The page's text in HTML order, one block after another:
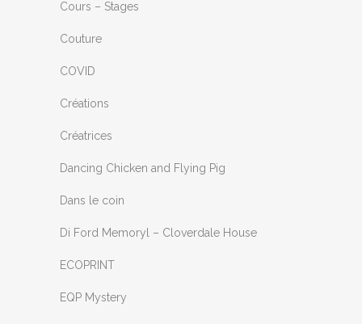
Cours – Stages
Couture
COVID
Créations
Créatrices
Dancing Chicken and Flying Pig
Dans le coin
Di Ford Memoryl – Cloverdale House
ECOPRINT
EQP Mystery